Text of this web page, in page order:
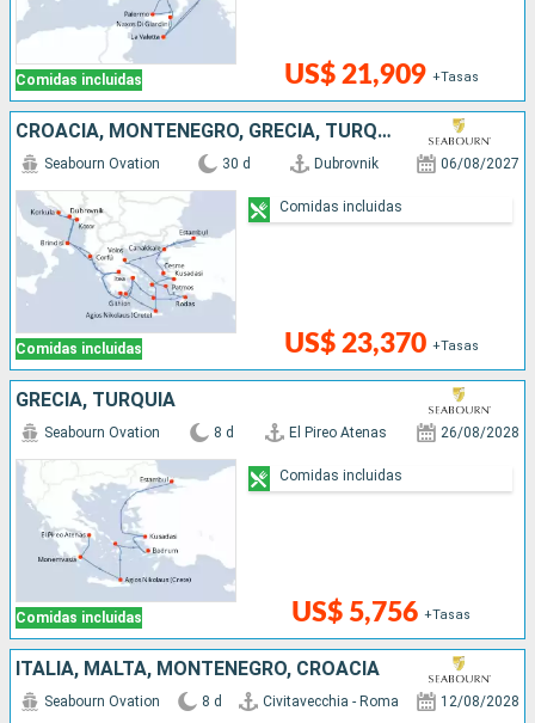
Comidas incluidas US$ 21,909 +Tasas
CROACIA, MONTENEGRO, GRECIA, TURQUÍA, ITALIA
Comidas incluidas
Seabourn Ovation 30 d Dubrovnik 06/08/2027
US$ 23,370 +Tasas
Comidas incluidas
GRECIA, TURQUÍA
Comidas incluidas
Seabourn Ovation 8 d El Pireo Atenas 26/08/2028
US$ 5,756 +Tasas
Comidas incluidas
ITALIA, MALTA, MONTENEGRO, CROACIA
Seabourn Ovation 8 d Civitavecchia - Roma 12/08/2028